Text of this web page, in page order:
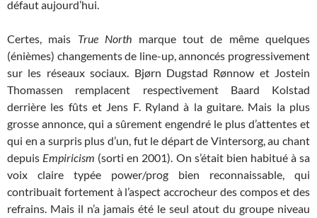
défaut aujourd’hui.
Certes, mais True North marque tout de même quelques
(énièmes) changements de line-up, annoncés progressivement
sur les réseaux sociaux. Bjørn Dugstad Rønnow et Jostein
Thomassen remplacent respectivement Baard Kolstad
derrière les fûts et Jens F. Ryland à la guitare. Mais la plus
grosse annonce, qui a sûrement engendré le plus d’attentes et
qui en a surpris plus d’un, fut le départ de Vintersorg, au chant
depuis Empiricism (sorti en 2001). On s’était bien habitué à sa
voix claire typée power/prog bien reconnaissable, qui
contribuait fortement à l’aspect accrocheur des compos et des
refrains. Mais il n’a jamais été le seul atout du groupe niveau